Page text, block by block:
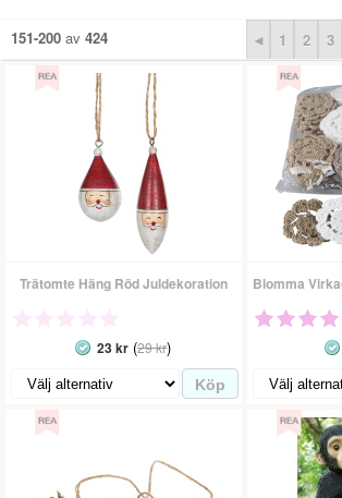
151-200 av 424 ◄ 1 2 3
Trätomte Häng Röd Juldekoration
23 kr (29 kr)